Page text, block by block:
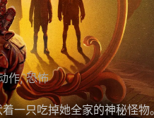
作, 恐怖
一只吃掉她全家的神秘怪